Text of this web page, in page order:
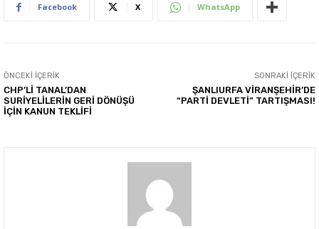
Facebook X WhatsApp
ÖNCEKI İÇERIK
CHP’Lİ TANAL’DAN
SURİYELİLERİN GERİ DÖNÜŞÜ
İÇİN KANUN TEKLİFİ
SONRAKI İÇERIK
ŞANLIURFA VİRANŞEHİR’DE
“PARTİ DEVLETİ” TARTIŞMASI!